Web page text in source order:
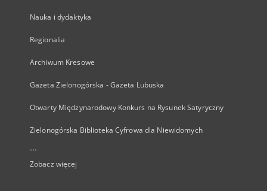
Nauka i dydaktyka
Regionalia
Archiwum Kresowe
Gazeta Zielonogórska - Gazeta Lubuska
Otwarty Międzynarodowy Konkurs na Rysunek Satyryczny
Zielonogórska Biblioteka Cyfrowa dla Niewidomych
...
Zobacz więcej